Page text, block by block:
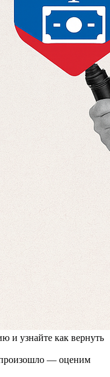
и узнайте как вернуть
произошло — оценим